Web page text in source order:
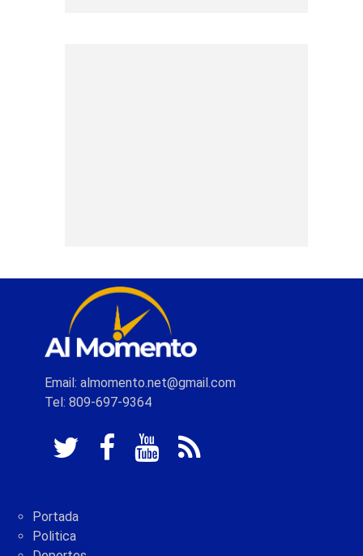
Email: almomento.net@gmail.com
Tel: 809-697-9364
Portada
Politica